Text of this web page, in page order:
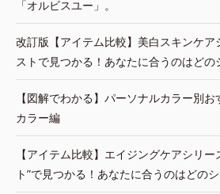
「オルビスユー」。
改訂版【アイテム比較】美白スキンケア
ストで見つかる！あなたに合うのはどの
【図解でわかる】パーソナルカラー別
カラー編
【アイテム比較】エイジングケアシリ
ト”で見つかる！あなたに合うのはどの